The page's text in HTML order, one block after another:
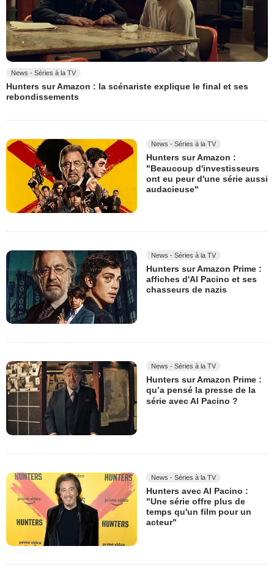
News - Séries à la TV
Hunters sur Amazon : la scénariste explique le final et ses
rebondissements
News - Séries à la TV
Hunters sur Amazon :
"Beaucoup d'investisseurs
ont eu peur d'une série aussi
audacieuse"
News - Séries à la TV
Hunters sur Amazon Prime :
affiches d'Al Pacino et ses
chasseurs de nazis
News - Séries à la TV
Hunters sur Amazon Prime :
qu’a pensé la presse de la
série avec Al Pacino ?
News - Séries à la TV
Hunters avec Al Pacino :
"Une série offre plus de
temps qu'un film pour un
acteur"